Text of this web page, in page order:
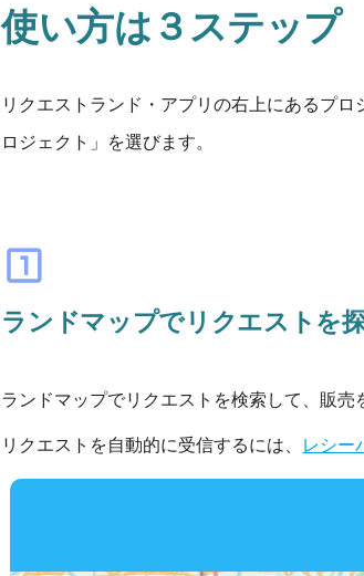
使い方は３ステップ
リクエストランド・アプリの右上にあるプロ
ロジェクト」を選びます。
looks_one
ランドマップでリクエストを
ランドマップでリクエストを検索して、販売
リクエストを自動的に受信するには、 レシー